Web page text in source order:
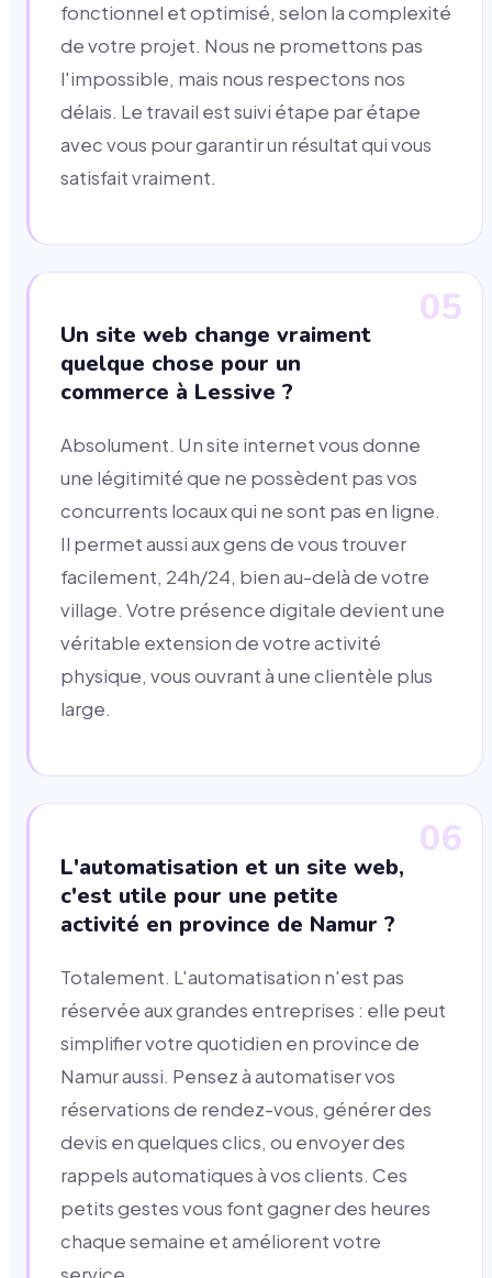
fonctionnel et optimisé, selon la complexité
de votre projet. Nous ne promettons pas
l'impossible, mais nous respectons nos
délais. Le travail est suivi étape par étape
avec vous pour garantir un résultat qui vous
satisfait vraiment.
05
Un site web change vraiment
quelque chose pour un
commerce à Lessive ?
Absolument. Un site internet vous donne
une légitimité que ne possèdent pas vos
concurrents locaux qui ne sont pas en ligne.
Il permet aussi aux gens de vous trouver
facilement, 24h/24, bien au-delà de votre
village. Votre présence digitale devient une
véritable extension de votre activité
physique, vous ouvrant à une clientèle plus
large.
06
L'automatisation et un site web,
c'est utile pour une petite
activité en province de Namur ?
Totalement. L'automatisation n'est pas
réservée aux grandes entreprises : elle peut
simplifier votre quotidien en province de
Namur aussi. Pensez à automatiser vos
réservations de rendez-vous, générer des
devis en quelques clics, ou envoyer des
rappels automatiques à vos clients. Ces
petits gestes vous font gagner des heures
chaque semaine et améliorent votre